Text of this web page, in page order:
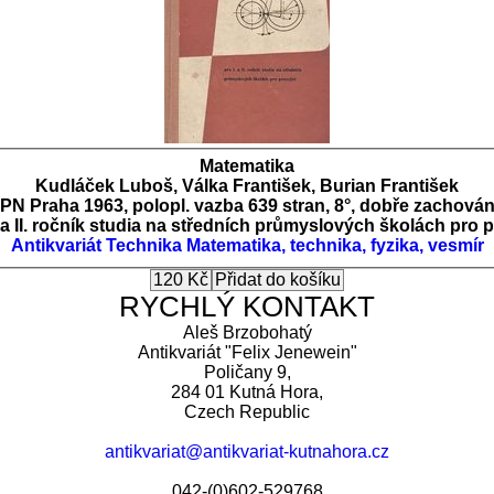
Matematika
Kudláček Luboš, Válka František, Burian František
Praha 1963, polopl. vazba 639 stran, 8°, dobře
a II. ročník studia na středních průmyslových školách pro
Antikvariát Technika Matematika, technika, fyzika, vesmír
RYCHLÝ KONTAKT
Aleš Brzobohatý
Antikvariát "Felix Jenewein"
Poličany 9,
284 01 Kutná Hora,
Czech Republic
antikvariat@antikvariat-kutnahora.cz